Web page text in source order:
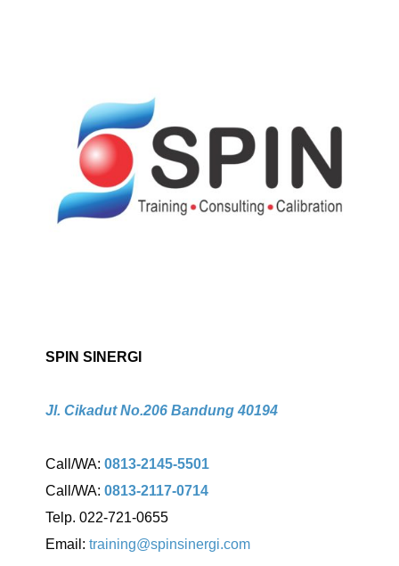
SPIN SINERGI
Jl. Cikadut No.206 Bandung 40194
Call/WA: 0813-2145-5501
Call/WA: 0813-2117-0714
Telp. 022-721-0655
Email: training@spinsinergi.com